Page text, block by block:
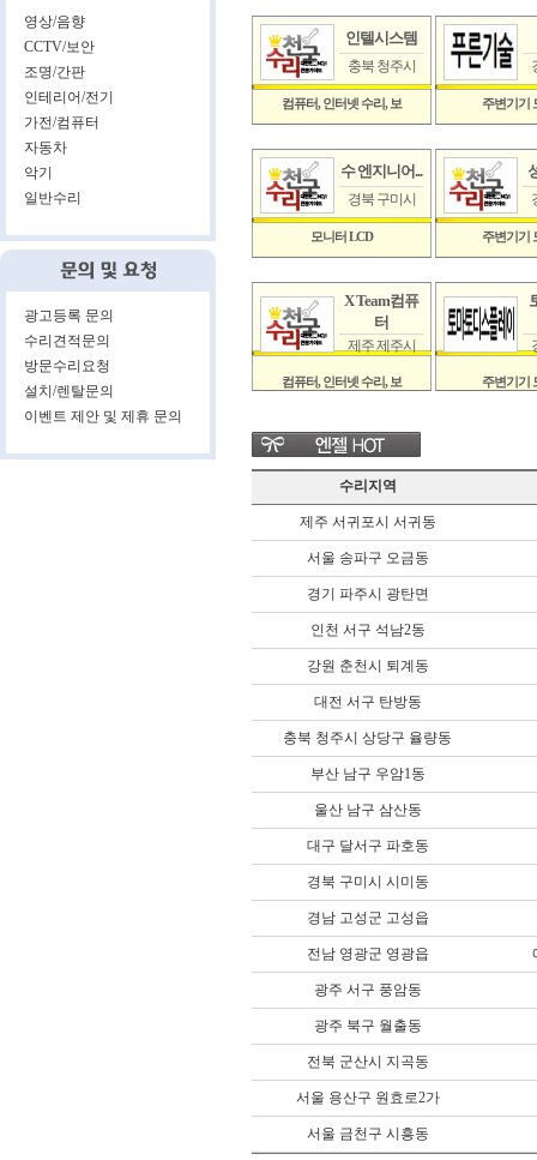
영상/음향
CCTV/보안
조명/간판
인테리어/전기
가전/컴퓨터
자동차
악기
일반수리
광고등록 문의
수리견적문의
방문수리요청
설치/렌탈문의
이벤트 제안 및 제휴 문의
인텔시스템
충북 청주시
컴퓨터, 인터넷 수리, 보 주변기기
수 엔지니어...
경북 구미시
모니터 LCD 주변기기
X Team컴퓨
터
제주 제주시
컴퓨터, 인터넷 수리, 보 주변기기
수리지역
제주 서귀포시 서귀동
서울 송파구 오금동
경기 파주시 광탄면
인천 서구 석남2동
강원 춘천시 퇴계동
대전 서구 탄방동
충북 청주시 상당구 율량동
부산 남구 우암1동
울산 남구 삼산동
대구 달서구 파호동
경북 구미시 시미동
경남 고성군 고성읍
전남 영광군 영광읍
광주 서구 풍암동
광주 북구 월출동
전북 군산시 지곡동
서울 용산구 원효로2가
서울 금천구 시흥동